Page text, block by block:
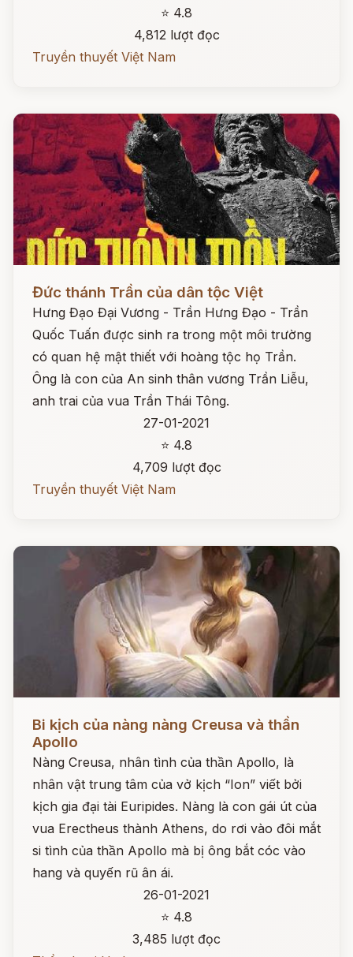
⭐ 4.8
4,812 lượt đọc
Truyền thuyết Việt Nam
Đức thánh Trần của dân tộc Việt
Hưng Đạo Đại Vương - Trần Hưng Đạo - Trần
Quốc Tuấn được sinh ra trong một môi trường
có quan hệ mật thiết với hoàng tộc họ Trần.
Ông là con của An sinh thân vương Trần Liễu,
anh trai của vua Trần Thái Tông.
27-01-2021
⭐ 4.8
4,709 lượt đọc
Truyền thuyết Việt Nam
Bi kịch của nàng nàng Creusa và thần
Apollo
Nàng Creusa, nhân tình của thần Apollo, là
nhân vật trung tâm của vở kịch “Ion” viết bởi
kịch gia đại tài Euripides. Nàng là con gái út của
vua Erectheus thành Athens, do rơi vào đôi mắt
si tình của thần Apollo mà bị ông bắt cóc vào
hang và quyến rũ ân ái.
26-01-2021
⭐ 4.8
3,485 lượt đọc